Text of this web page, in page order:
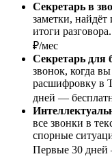
Секретарь в
заметки,
итоги
₽/мес
Секретарь для
звонок, когда
расшифровку в
дней —
все звонки в
спорные
Первые 30 дней